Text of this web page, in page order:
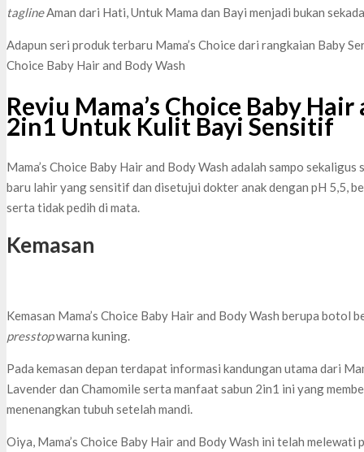
taglineAman dari Hati, Untuk Mama dan Bayi menjadi bukan
Adapun seri produk terbaru Mama’s Choice dari rangkaian Baby
Choice Baby Hair and Body Wash
Reviu Mama’s Choice Baby
2in1 Untuk Kulit Bayi Sensitif
Mama’s Choice Baby Hair and Body Wash adalah sampo
baru lahir yang sensitif dan disetujui dokter anak dengan pH 5,5,
serta tidak pedih di mata.
Kemasan
Kemasan Mama’s Choice Baby Hair and Body Wash berupa
presstopwarna kuning.
Pada kemasan depan terdapat informasi kandungan utama dari
Lavender dan Chamomile serta manfaat sabun 2in1 ini yang
menenangkan tubuh setelah mandi.
Oiya, Mama’s Choice Baby Hair and Body Wash ini telah melewati